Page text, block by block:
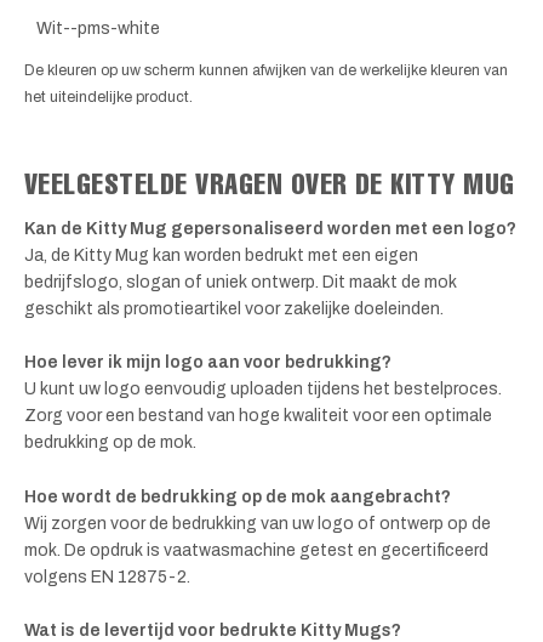
Wit--pms-white
De kleuren op uw scherm kunnen afwijken van de werkelijke kleuren van
het uiteindelijke product.
VEELGESTELDE VRAGEN OVER DE KITTY MUG
Kan de Kitty Mug gepersonaliseerd worden met een logo?
Ja, de Kitty Mug kan worden bedrukt met een eigen
bedrijfslogo, slogan of uniek ontwerp. Dit maakt de mok
geschikt als promotieartikel voor zakelijke doeleinden.
Hoe lever ik mijn logo aan voor bedrukking?
U kunt uw logo eenvoudig uploaden tijdens het bestelproces.
Zorg voor een bestand van hoge kwaliteit voor een optimale
bedrukking op de mok.
Hoe wordt de bedrukking op de mok aangebracht?
Wij zorgen voor de bedrukking van uw logo of ontwerp op de
mok. De opdruk is vaatwasmachine getest en gecertificeerd
volgens EN 12875-2.
Wat is de levertijd voor bedrukte Kitty Mugs?